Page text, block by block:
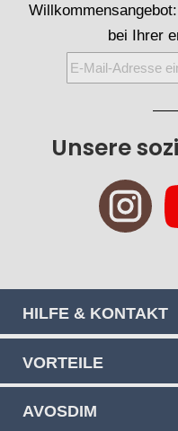
Unsere
bei Ihrer
Melden
Sie
unseren
HILFE & KONTAKT
VORTEILE
AVOSDIM